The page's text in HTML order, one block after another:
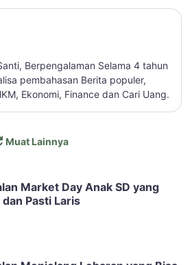
Berpengalaman Selama 4 tahun
pembahasan Berita populer,
Ekonomi, Finance dan Cari Uang.
Muat Lainnya
Market Day Anak SD yang
Pasti Laris